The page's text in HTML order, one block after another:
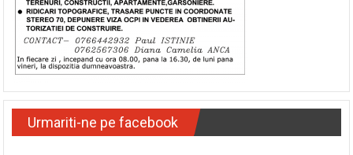
Urmariti-ne pe facebook